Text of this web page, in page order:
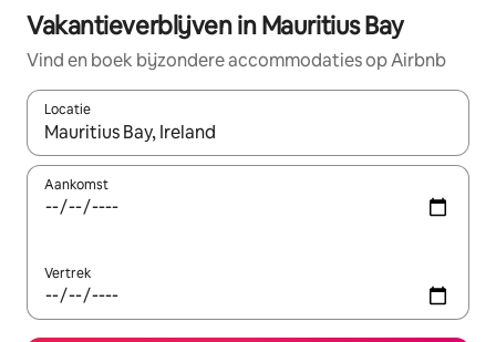
Vakantieverblijven in Mauritius Bay
Vind en boek bijzondere accommodaties op Airbnb
Locatie
Wanneer er resultaten beschikbaar zijn, maak je een keuze
Aankomst
Vertrek